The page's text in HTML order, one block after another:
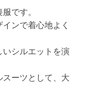
です。
ンで着心地よく
いシルエットを演
スーツとして、大